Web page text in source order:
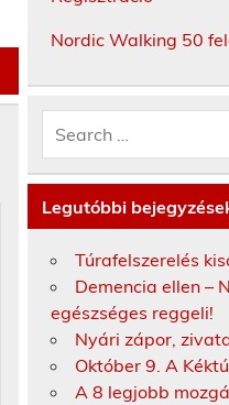
Nordic Walking 50
Legutóbbi
Túrafelszerelés
Demencia ellen –
egészséges reggeli!
Nyári zápor,
Október 9. A
A 8 legjobb